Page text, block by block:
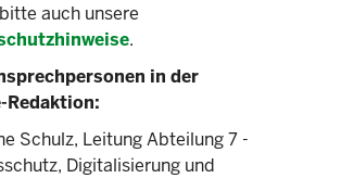
auch unsere
.
in der
Redaktion:
Schulz, Leitung Abteilung 7 -
Digitalisierung und